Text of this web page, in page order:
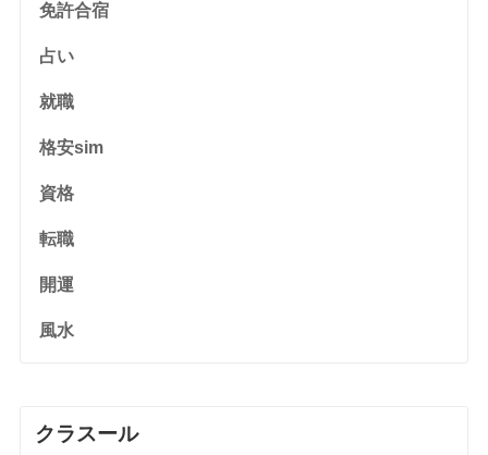
免許合宿
占い
就職
格安sim
資格
転職
開運
風水
クラスール